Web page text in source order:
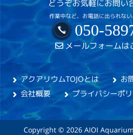
どうぞお気軽にお問い
作業中など、お電話に出られな
050-
メールフォームは
アクアリウムTOJOとは
お
会社概要
プライバシーポ
Copyright © 2026 AIOI